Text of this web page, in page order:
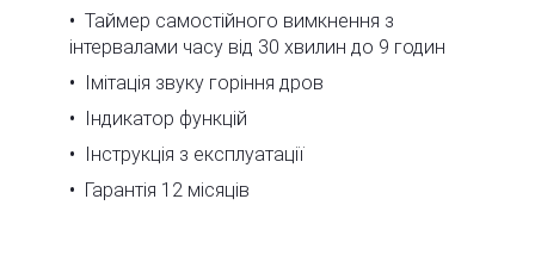
Таймер самостійного вимкнення з
інтервалами часу від 30 хвилин до 9 годин
Імітація звуку горіння дров
Індикатор функцій
Інструкція з експлуатації
Гарантія 12 місяців